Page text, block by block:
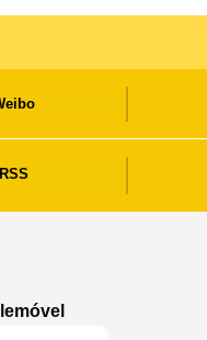
RSS